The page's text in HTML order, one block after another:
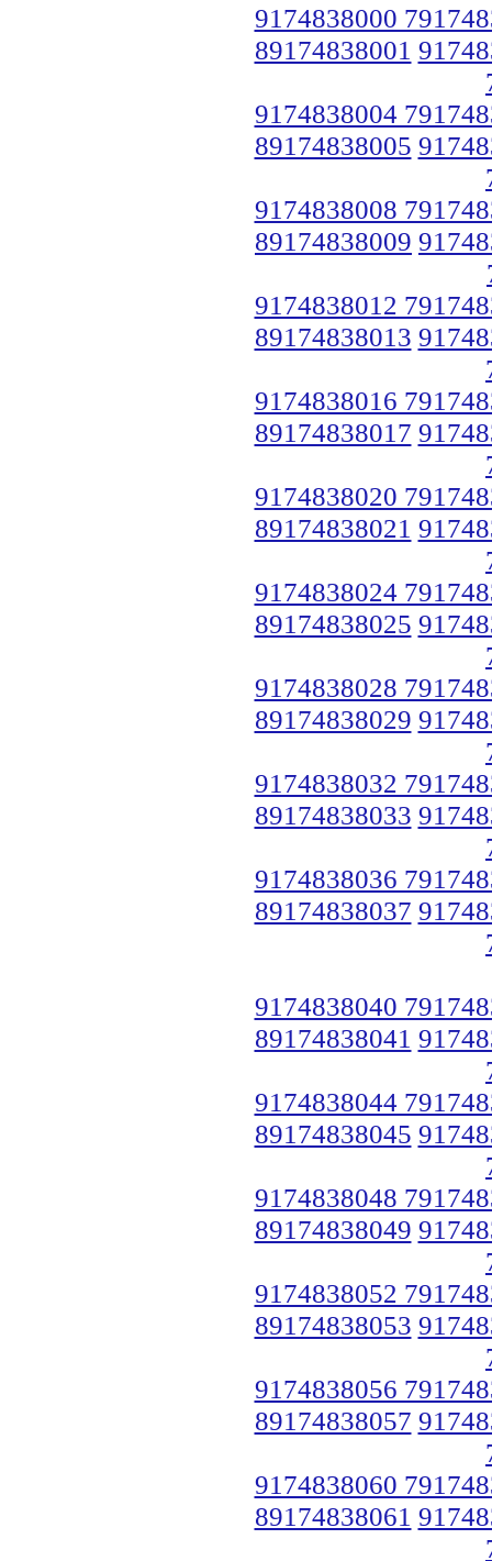
9174838000
89174838001
9174838004
89174838005
9174838008
89174838009
9174838012
89174838013
9174838016
89174838017
9174838020
89174838021
9174838024
89174838025
9174838028
89174838029
9174838032
89174838033
9174838036
89174838037
9174838040
89174838041
9174838044
89174838045
9174838048
89174838049
9174838052
89174838053
9174838056
89174838057
9174838060
89174838061